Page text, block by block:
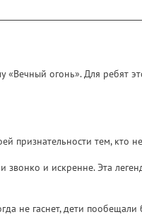
огонь». Для ребят
признательности тем, кто
и искренне. Эта
не гаснет, дети